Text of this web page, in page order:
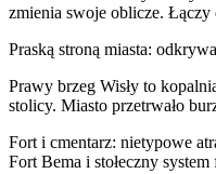
zmienia swoje oblicze. Łączy
Praską stroną miasta:
Prawy brzeg Wisły to
stolicy. Miasto przetrwało
Fort i cmentarz: nietypowe
Fort Bema i stołeczny